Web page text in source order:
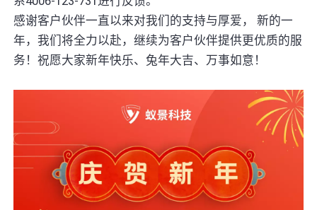
感谢客户伙伴一直以来对我们的支持与厚爱， 新的一
年，我们将全力以赴，继续为客户伙伴提供更优质的服
务！祝愿大家新年快乐、兔年大吉、万事如意！